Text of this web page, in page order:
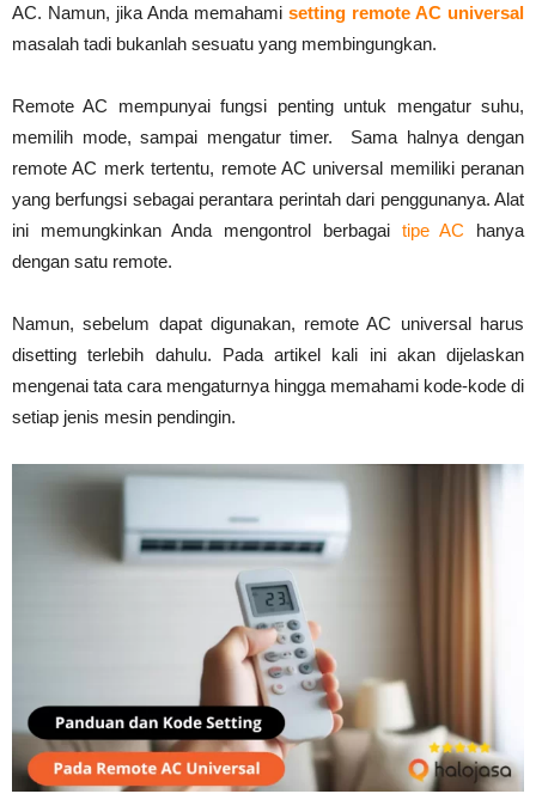
AC. Namun, jika Anda memahami setting remote AC universal
masalah tadi bukanlah sesuatu yang membingungkan.
Remote AC mempunyai fungsi penting untuk mengatur suhu,
memilih mode, sampai mengatur timer. Sama halnya dengan
remote AC merk tertentu, remote AC universal memiliki peranan
yang berfungsi sebagai perantara perintah dari penggunanya. Alat
ini memungkinkan Anda mengontrol berbagai tipe AC hanya
dengan satu remote.
Namun, sebelum dapat digunakan, remote AC universal harus
disetting terlebih dahulu. Pada artikel kali ini akan dijelaskan
mengenai tata cara mengaturnya hingga memahami kode-kode di
setiap jenis mesin pendingin.